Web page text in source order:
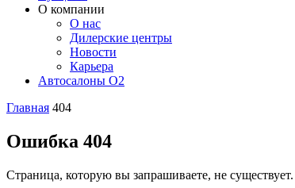
О компании
О нас
Дилерские центры
Новости
Карьера
Автосалоны O2
Главная 404
Ошибка 404
Страница, которую вы запрашиваете, не